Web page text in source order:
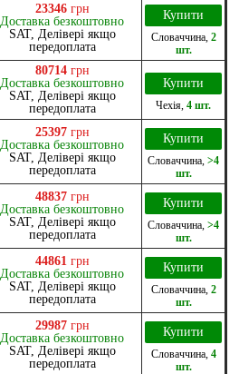
23346 грн
Доставка безкоштовно
SAT, Делівері якщо
передоплата
Купити
Словаччина, 2
шт.
80714 грн
Доставка безкоштовно
SAT, Делівері якщо
передоплата
Купити
Чехія 4 шт.
25397 грн
Доставка безкоштовно
SAT, Делівері якщо
передоплата
Купити
Словаччина >4
шт.
48837 грн
Доставка безкоштовно
SAT, Делівері якщо
передоплата
Купити
Словаччина >4
шт.
44861 грн
Доставка безкоштовно
SAT, Делівері якщо
передоплата
Купити
Словаччина, 2
шт.
29987 грн
Доставка безкоштовно
SAT, Делівері якщо
передоплата
Купити
Словаччина, 4
шт.